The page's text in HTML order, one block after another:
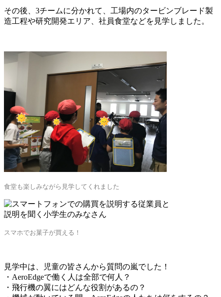
その後、3チームに分かれて、工場内のタービンブレード製
造工程や研究開発エリア、社員食堂などを見学しました。
食堂も楽しみながら見学してくれました
スマホでお菓子が買える！
見学中は、児童の皆さんから質問の嵐でした！
・AeroEdgeで働く人は全部で何人？
・飛行機の翼にはどんな役割があるの？